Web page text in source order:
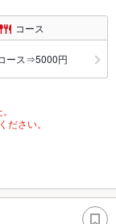
コース
ース⇒5000円
さい。